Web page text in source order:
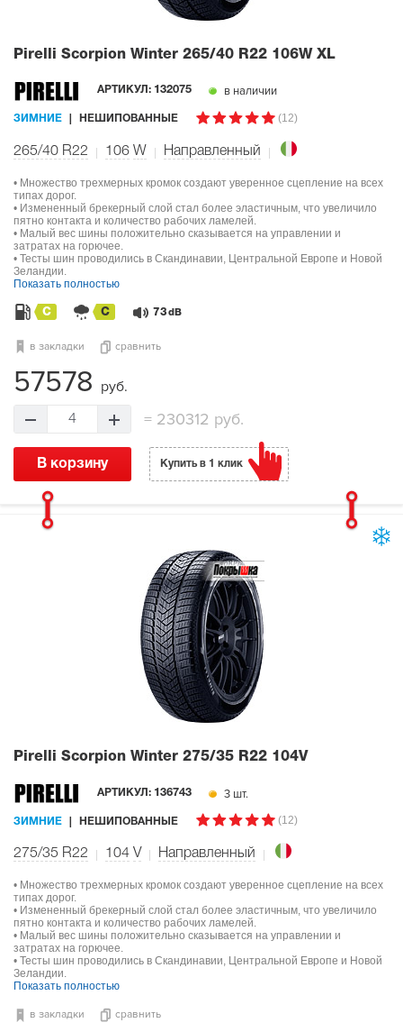
Pirelli Scorpion Winter 265/40 R22 106W XL
АРТИКУЛ: 132075 в наличии
ЗИМНИЕ НЕШИПОВАННЫЕ (12)
265/40 R22 106 W Направленный
• Множество трехмерных кромок создают уверенное сцепление на всех
типах дорог.
• Измененный брекерный слой стал более эластичным, что увеличило
пятно контакта и количество рабочих ламелей.
• Малый вес шины положительно сказывается на управлении и
затратах на горючее.
• Тесты шин проводились в Скандинавии, Центральной Европе и Новой
Зеландии.
Показать полностью
C C 73 dB
в закладки сравнить
57578 руб.
4 = 230312 руб.
В корзину Купить в 1 клик
Pirelli Scorpion Winter 275/35 R22 104V
АРТИКУЛ: 136743 3 шт.
ЗИМНИЕ НЕШИПОВАННЫЕ (12)
275/35 R22 104 V Направленный
• Множество трехмерных кромок создают уверенное сцепление на всех
типах дорог.
• Измененный брекерный слой стал более эластичным, что увеличило
пятно контакта и количество рабочих ламелей.
• Малый вес шины положительно сказывается на управлении и
затратах на горючее.
• Тесты шин проводились в Скандинавии, Центральной Европе и Новой
Зеландии.
Показать полностью
в закладки сравнить